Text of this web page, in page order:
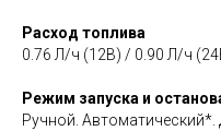
Расход топлива
0.76 Л/ч (12В) / 0.90 Л/ч
Режим запуска и
Ручной.